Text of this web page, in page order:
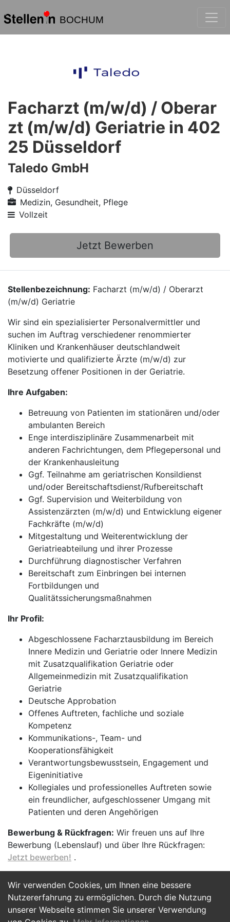
BOCHUM
Wir verwenden Cookies, um Ihnen eine bessere
Nutzererfahrung zu ermöglichen. Durch die Nutzung
unserer Webseite stimmen Sie unserer Verwendung
Facharzt (m/w/d) / Oberar
zt (m/w/d) Geriatrie in 402
25 Düsseldorf
Taledo GmbH
Düsseldorf
Medizin, Gesundheit, Pflege
Vollzeit
Jetzt Bewerben
Stellenbezeichnung: Facharzt (m/w/d) / Oberarzt
(m/w/d) Geriatrie
Wir sind ein spezialisierter Personalvermittler und
suchen im Auftrag verschiedener renommierter
Kliniken und Krankenhäuser deutschlandweit
motivierte und qualifizierte Ärzte (m/w/d) zur
Besetzung offener Positionen in der Geriatrie.
Ihre Aufgaben:
Betreuung von Patienten im stationären und/oder
ambulanten Bereich
Enge interdisziplinäre Zusammenarbeit mit
anderen Fachrichtungen, dem Pflegepersonal und
der Krankenhausleitung
Ggf. Teilnahme am geriatrischen Konsildienst
und/oder Bereitschaftsdienst/Rufbereitschaft
Ggf. Supervision und Weiterbildung von
Assistenzärzten (m/w/d) und Entwicklung eigener
Fachkräfte (m/w/d)
Mitgestaltung und Weiterentwicklung der
Geriatrieabteilung und ihrer Prozesse
Durchführung diagnostischer Verfahren
Bereitschaft zum Einbringen bei internen
Fortbildungen und
Qualitätssicherungsmaßnahmen
Ihr Profil:
Abgeschlossene Facharztausbildung im Bereich
Innere Medizin und Geriatrie oder Innere Medizin
mit Zusatzqualifikation Geriatrie oder
Allgemeinmedizin mit Zusatzqualifikation
Geriatrie
Deutsche Approbation
Offenes Auftreten, fachliche und soziale
Kompetenz
Kommunikations-, Team- und
Kooperationsfähigkeit
Verantwortungsbewusstsein, Engagement und
Eigeninitiative
Kollegiales und professionelles Auftreten sowie
ein freundlicher, aufgeschlossener Umgang mit
Patienten und deren Angehörigen
Bewerbung & Rückfragen: Wir freuen uns auf Ihre
Bewerbung (Lebenslauf) und über Ihre Rückfragen:
Jetzt bewerben! .
Jetzt Bewerben